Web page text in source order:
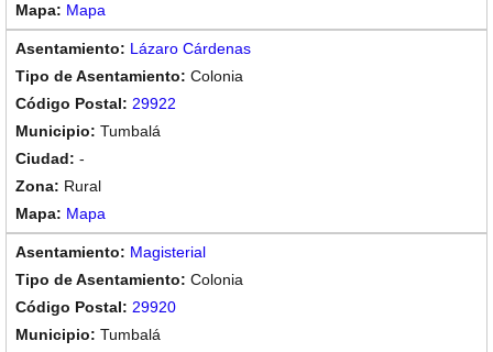
Mapa
Lázaro Cárdenas
Colonia
29922
Tumbalá
-
Rural
Mapa
Magisterial
Colonia
29920
Tumbalá